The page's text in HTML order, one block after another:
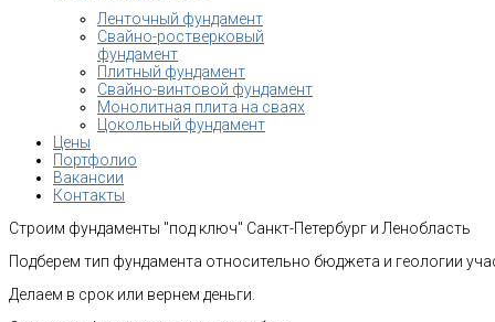
Ленточный фундамент
Свайно-ростверковый
фундамент
Плитный фундамент
Свайно-винтовой фундамент
Монолитная плита на сваях
Цокольный фундамент
Цены
Портфолио
Вакансии
Контакты
Строим фундаменты "под ключ" Санкт-Петербург и Ленобласть
Подберем тип фундамента относительно бюджета и геологии
Делаем в срок или вернем деньги.